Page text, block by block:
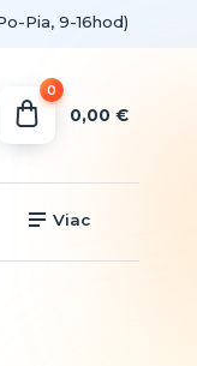
Pia, 9-16hod)
0
0,00 €
Viac